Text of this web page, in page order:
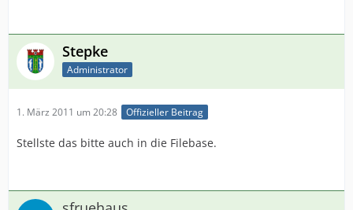
Stepke
Administrator
1. März 2011 um 20:28 Offizieller Beitrag
Stellste das bitte auch in die Filebase.